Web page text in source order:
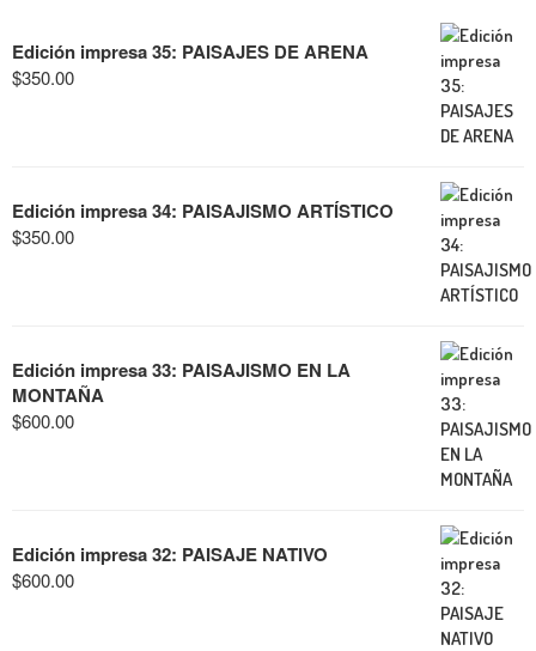
Edición impresa 35: PAISAJES DE ARENA
$350.00
Edición impresa 34: PAISAJISMO ARTÍSTICO
$350.00
Edición impresa 33: PAISAJISMO EN LA
MONTAÑA
$600.00
Edición impresa 32: PAISAJE NATIVO
$600.00